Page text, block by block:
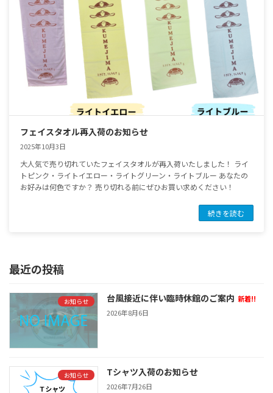
フェイスタオル再入荷のお知らせ
2025年10月3日
大人気で売り切れていたフェイスタオルが再入荷いたしました！ ライ
トピンク・ライトイエロー・ライトグリーン・ライトブルー あなたの
お好みは何色ですか？ 売り切れる前にぜひお買い求めください！
続きを読む
最近の投稿
お知らせ 台風接近に伴い臨時休館のご案内 新着!!
2026年8月6日
お知らせ Tシャツ入荷のお知らせ
2026年7月26日